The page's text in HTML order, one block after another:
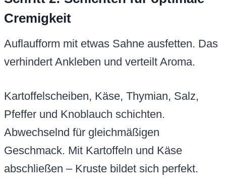
Cremigkeit
Auflaufform mit etwas Sahne ausfetten. Das
verhindert Ankleben und verteilt Aroma.
Kartoffelscheiben, Käse, Thymian, Salz,
Pfeffer und Knoblauch schichten.
Abwechselnd für gleichmäßigen
Geschmack. Mit Kartoffeln und Käse
abschließen – Kruste bildet sich perfekt.